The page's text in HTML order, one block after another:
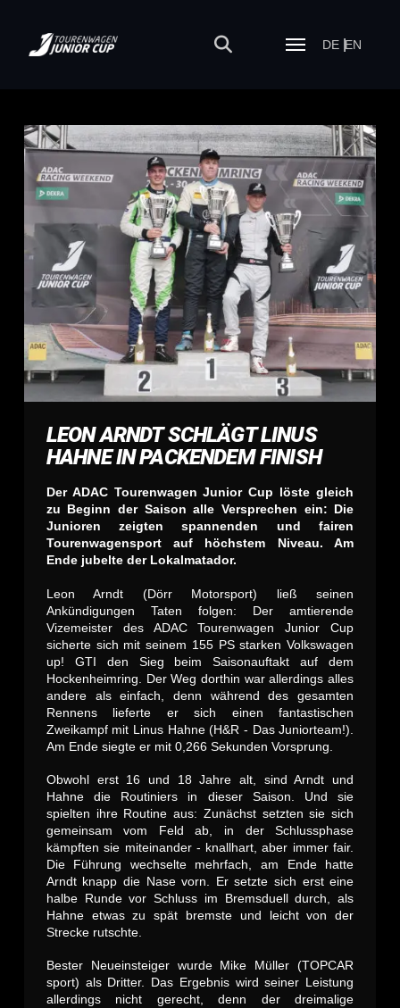
DE EN
LEON ARNDT SCHLÄGT LINUS
HAHNE IN PACKENDEM FINISH
Der ADAC Tourenwagen Junior Cup löste gleich
zu Beginn der Saison alle Versprechen ein: Die
Junioren zeigten spannenden und fairen
Tourenwagensport auf höchstem Niveau. Am
Ende jubelte der Lokalmatador.
Leon Arndt (Dörr Motorsport) ließ seinen
Ankündigungen Taten folgen: Der amtierende
Vizemeister des ADAC Tourenwagen Junior Cup
sicherte sich mit seinem 155 PS starken Volkswagen
up! GTI den Sieg beim Saisonauftakt auf dem
Hockenheimring. Der Weg dorthin war allerdings alles
andere als einfach, denn während des gesamten
Rennens lieferte er sich einen fantastischen
Zweikampf mit Linus Hahne (H&R - Das Juniorteam!).
Am Ende siegte er mit 0,266 Sekunden Vorsprung.
Obwohl erst 16 und 18 Jahre alt, sind Arndt und
Hahne die Routiniers in dieser Saison. Und sie
spielten ihre Routine aus: Zunächst setzten sie sich
gemeinsam vom Feld ab, in der Schlussphase
kämpften sie miteinander - knallhart, aber immer fair.
Die Führung wechselte mehrfach, am Ende hatte
Arndt knapp die Nase vorn. Er setzte sich erst eine
halbe Runde vor Schluss im Bremsduell durch, als
Hahne etwas zu spät bremste und leicht von der
Strecke rutschte.
Bester Neueinsteiger wurde Mike Müller (TOPCAR
sport) als Dritter. Das Ergebnis wird seiner Leistung
allerdings nicht gerecht, denn der dreimalige